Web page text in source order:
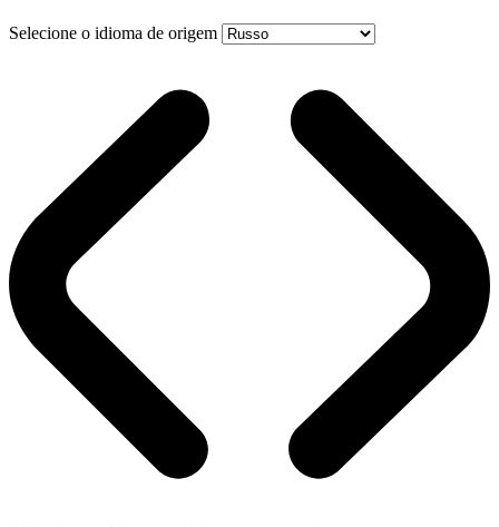
Selecione o idioma de origem